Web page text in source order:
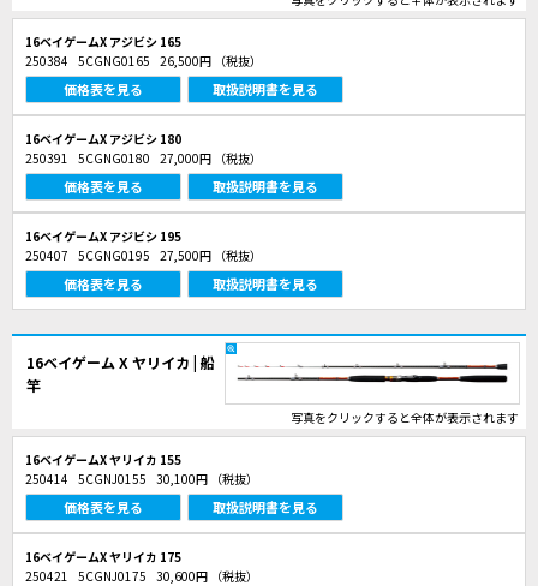
16ベイゲームX アジビシ 165
250384 5CGNG0165 26,500円 （税抜）
価格表を見る 取扱説明書を見る
16ベイゲームX アジビシ 180
250391 5CGNG0180 27,000円 （税抜）
価格表を見る 取扱説明書を見る
16ベイゲームX アジビシ 195
250407 5CGNG0195 27,500円 （税抜）
価格表を見る 取扱説明書を見る
16ベイゲーム X ヤリイカ | 船
竿
写真をクリックすると全体が表示されます
16ベイゲームX ヤリイカ 155
250414 5CGNJ0155 30,100円 （税抜）
価格表を見る 取扱説明書を見る
16ベイゲームX ヤリイカ 175
250421 5CGNJ0175 30,600円 （税抜）